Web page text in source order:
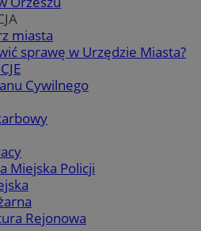
miasta
sprawę w Urzędzie Miasta?
Cywilnego
Miejska Policji
Rejonowa